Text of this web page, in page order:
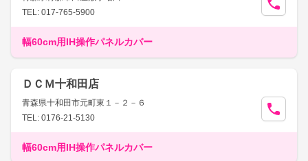
TEL: 017-765-5900
幅60cm用IH操作パネルカバー
ＤＣＭ十和田店
青森県十和田市元町東１－２－６
TEL: 0176-21-5130
幅60cm用IH操作パネルカバー